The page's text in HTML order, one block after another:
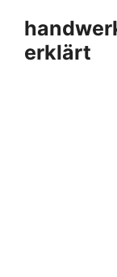
Inhalt
springen
erklärt